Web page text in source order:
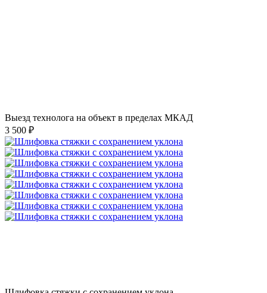
Выезд технолога на объект в пределах МКАД
3 500 ₽